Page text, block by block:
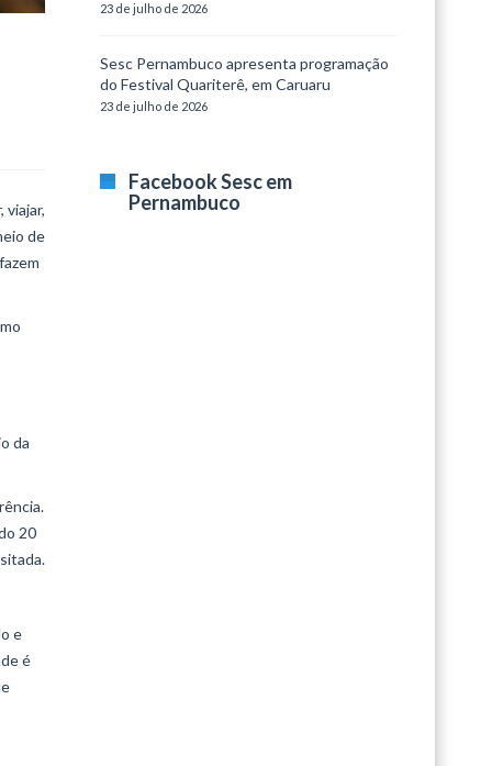
viajar,
de
da
20
e
é
23 de julho de 2026
Sesc Pernambuco apresenta programação
do Festival Quariterê, em Caruaru
23 de julho de 2026
Facebook Sesc em
Pernambuco